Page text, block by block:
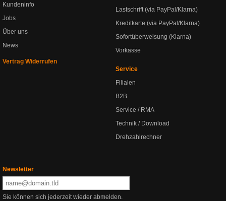
Kundeninfo
Jobs
Über uns
News
Vertrag Widerrufen
Lastschrift (via PayPal/Klarna)
Kreditkarte (via PayPal/Klarna)
Sofortüberweisung (Klarna)
Vorkasse
Service
Filialen
B2B
Service / RMA
Technik / Download
Drehzahlrechner
Newsletter
Sie können sich jederzeit wieder abmelden.